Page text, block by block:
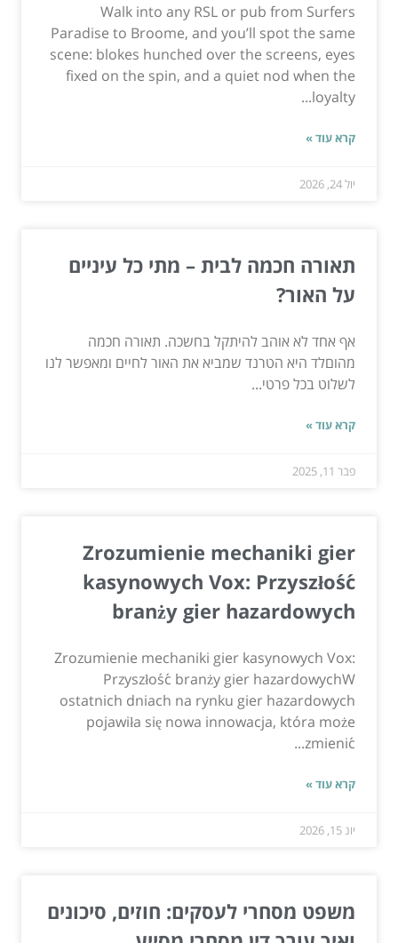
Walk into any RSL or pub from Surfers
Paradise to Broome, and you’ll spot the same
scene: blokes hunched over the screens, eyes
fixed on the spin, and a quiet nod when the
loyalty...
קרא עוד »
יול 24, 2026
תאורה חכמה לבית – מתי כל עיניים
על האור?
אף אחד לא אוהב להיתקל בחשכה. תאורה חכמה
מהוםלד היא הטרנד שמביא את האור לחיים ומאפשר לנו
לשלוט בכל פרטי...
קרא עוד »
פבר 11, 2025
Zrozumienie mechaniki gier
kasynowych Vox: Przyszłość
branży gier hazardowych
Zrozumienie mechaniki gier kasynowych Vox:
Przyszłość branży gier hazardowychW
ostatnich dniach na rynku gier hazardowych
pojawiła się nowa innowacja, która może
zmienić...
קרא עוד »
יונ 15, 2026
משפט מסחרי לעסקים: חוזים, סיכונים